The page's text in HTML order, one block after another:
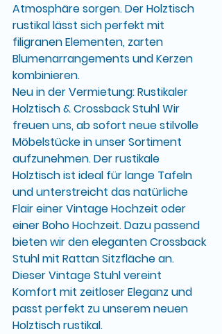
Atmosphäre sorgen. Der Holztisch
rustikal lässt sich perfekt mit
filigranen Elementen, zarten
Blumenarrangements und Kerzen
kombinieren.
Neu in der Vermietung: Rustikaler
Holztisch & Crossback Stuhl Wir
freuen uns, ab sofort neue stilvolle
Möbelstücke in unser Sortiment
aufzunehmen. Der rustikale
Holztisch ist ideal für lange Tafeln
und unterstreicht das natürliche
Flair einer Vintage Hochzeit oder
einer Boho Hochzeit. Dazu passend
bieten wir den eleganten Crossback
Stuhl mit Rattan Sitzfläche an.
Dieser Vintage Stuhl vereint
Komfort mit zeitloser Eleganz und
passt perfekt zu unserem neuen
Holztisch rustikal.